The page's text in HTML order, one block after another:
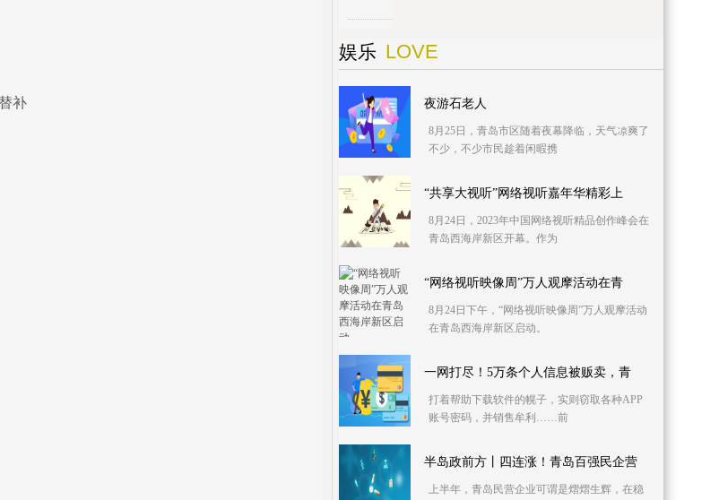
补
娱乐 LOVE
夜游石老人
8月25日，青岛市区随着夜幕降临，天气凉爽了
不少，不少市民趁着闲暇携
“共享大视听”网络视听嘉年华精彩上
8月24日，2023年中国网络视听精品创作峰会在
青岛西海岸新区开幕。作为
“网络视听映像周”万人观摩活动在青
8月24日下午，“网络视听映像周”万人观摩活动
在青岛西海岸新区启动。
一网打尽！5万条个人信息被贩卖，青
打着帮助下载软件的幌子，实则窃取各种APP
账号密码，并销售牟利……前
半岛政前方丨四连涨！青岛百强民企营
上半年，青岛民营企业可谓是熠熠生辉，在稳